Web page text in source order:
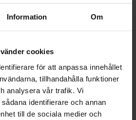
Information Om
cookies
för att anpassa innehållet
tillhandahålla funktioner
analysera vår trafik. Vi
identifierare och annan
till de sociala medier och
141g Swizzels